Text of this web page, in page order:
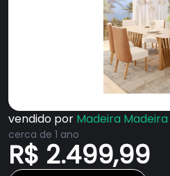
vendido por Madeira Madeira
cerca de 1 ano
R$ 2.499,99